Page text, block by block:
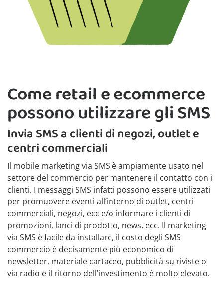
Come retail e ecommerce
possono utilizzare gli SMS
Invia SMS a clienti di negozi, outlet e
centri commerciali
Il mobile marketing via SMS è ampiamente usato nel
settore del commercio per mantenere il contatto con i
clienti. I messaggi SMS infatti possono essere utilizzati
per promuovere eventi all’interno di outlet, centri
commerciali, negozi, ecc e/o informare i clienti di
promozioni, lanci di prodotto, news, ecc. Il marketing
via SMS è facile da installare, il costo degli SMS
commercio è decisamente più economico di
newsletter, materiale cartaceo, pubblicità su riviste o
via radio e il ritorno dell’investimento è molto elevato.